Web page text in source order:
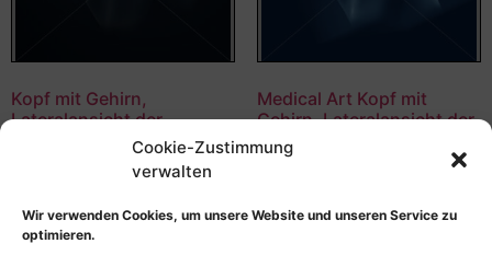
Cookie-Zustimmung
verwalten
Wir verwenden Cookies, um unsere Website und unseren Service zu
optimieren.
Kopf mit Gehirn,
Lateralansicht der
135,00€
Medical Art Kopf mit
Gehirn, Lateralansicht der
Hemisphäre